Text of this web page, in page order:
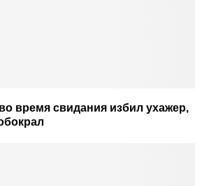
время свидания избил ухажер,